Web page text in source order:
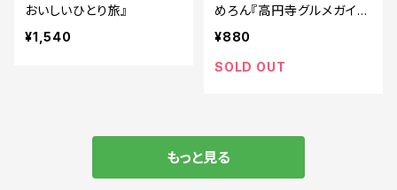
おいしいひとり旅』
¥1,540
めろん『高円寺グルメガイ
ド』
¥880
SOLD OUT
もっと見る